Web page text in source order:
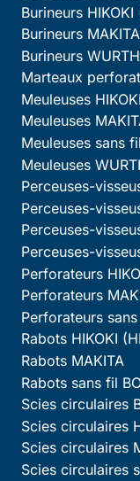
Burineurs HIKOKI
Burineurs MAKITA
Burineurs WURTH
Marteaux
Meuleuses
Meuleuses
Meuleuses sans
Meuleuses
Perceuses-
Perceuses-
Perceuses-
Perceuses-
Perforateurs
Perforateurs
Perforateurs
Rabots HIKOKI
Rabots MAKITA
Rabots sans fil
Scies circulaires
Scies circulaires
Scies circulaires
Scies circulaires